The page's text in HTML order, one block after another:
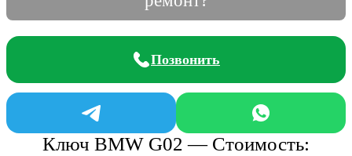
Позвонить
Ключ BMW G02 — Стоимость: